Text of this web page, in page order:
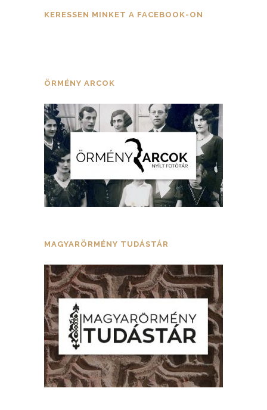
KERESSEN MINKET A FACEBOOK-ON
ÖRMÉNY ARCOK
MAGYARÖRMÉNY TUDÁSTÁR